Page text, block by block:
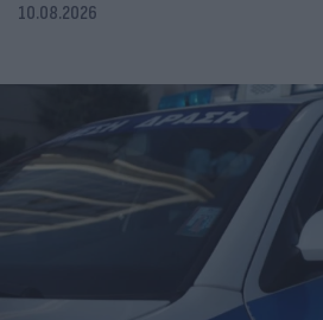
10.08.2026